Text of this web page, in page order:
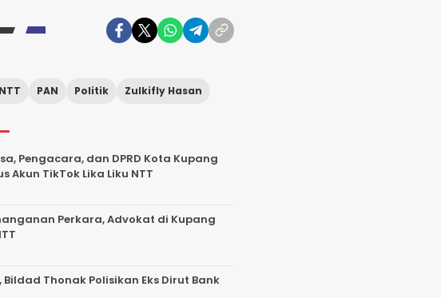
PAN Politik Zulkifly Hasan
Pengacara, dan DPRD Kota Kupang
Akun TikTok Lika Liku NTT
Perkara, Advokat di Kupang
Thonak Polisikan Eks Dirut Bank